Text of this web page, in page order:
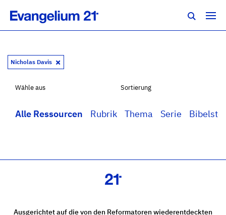
Nicholas Davis
Wähle aus
Alle Ressourcen Rubrik Thema Serie
Sortierung
Ausgerichtet auf die von den Reformatoren wiederentdeckten